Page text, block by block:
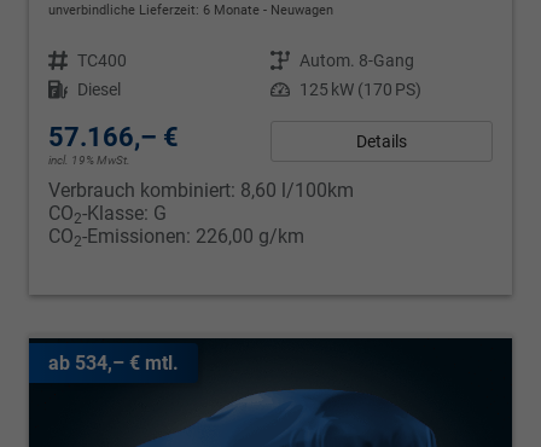
unverbindliche Lieferzeit: 6 Monate Neuwagen
Fahrzeugnr. TC400 Getriebe Autom. 8-Gang
Kraftstoff Diesel Leistung 125 kW (170 PS)
57.166,– €
incl. 19% MwSt.
Details
Verbrauch kombiniert: 8,60 l/100km
CO2-Klasse: G
CO2-Emissionen: 226,00 g/km
ab 534,– € mtl.